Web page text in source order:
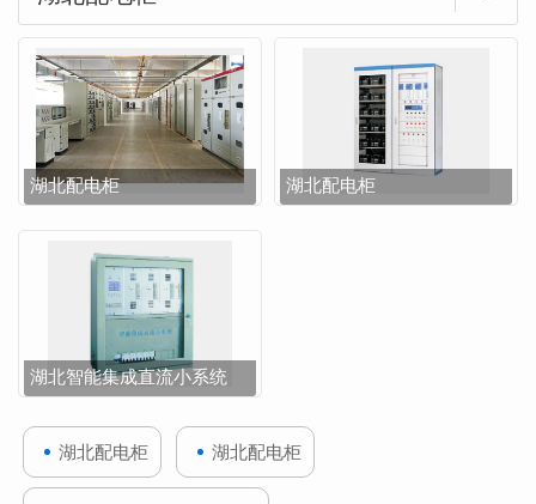
湖北配电柜 湖北配电柜
湖北智能集成直流小系统
湖北配电柜 湖北配电柜